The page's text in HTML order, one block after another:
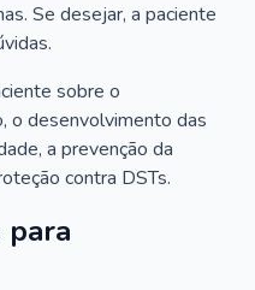
Se desejar, a paciente
sobre o
o desenvolvimento das
a prevenção da
contra DSTs.
para